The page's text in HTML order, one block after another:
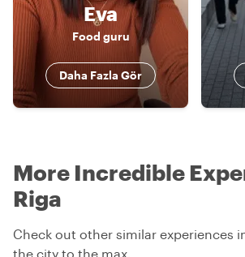
Eva
Food guru
Daha Fazla Gör
More Incredible
Riga
Check out other similar experiences
the city to the max.